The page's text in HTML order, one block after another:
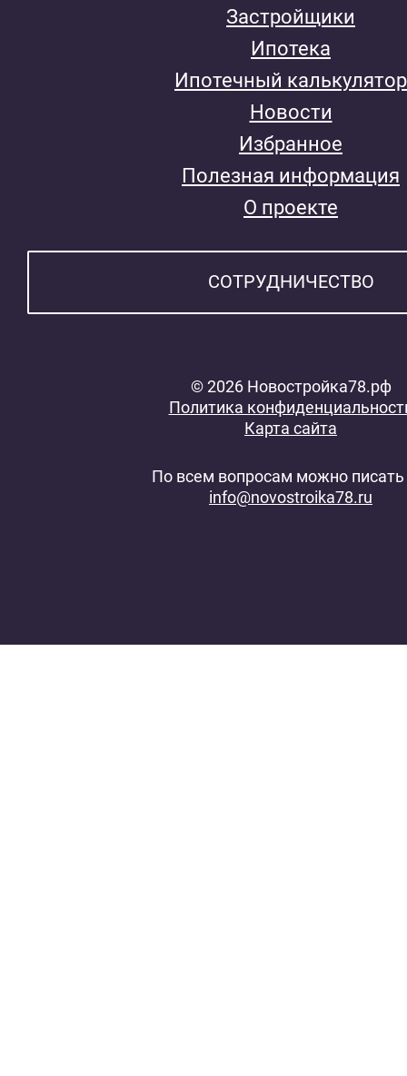
Застройщики
Ипотека
Ипотечный калькулятор
Новости
Избранное
Полезная информация
О проекте
СОТРУДНИЧЕСТВО
© 2026 Новостройка78.рф
Политика
Карта сайта
По всем вопросам можно писать
info@novostroika78.ru